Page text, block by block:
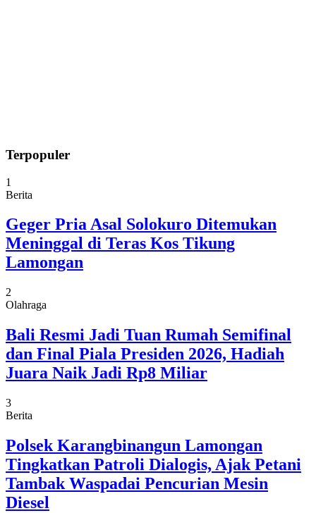
Terpopuler
1
Berita
Geger Pria Asal Solokuro Ditemukan
Meninggal di Teras Kos Tikung
Lamongan
2
Olahraga
Bali Resmi Jadi Tuan Rumah Semifinal
dan Final Piala Presiden 2026, Hadiah
Juara Naik Jadi Rp8 Miliar
3
Berita
Polsek Karangbinangun Lamongan
Tingkatkan Patroli Dialogis, Ajak Petani
Tambak Waspadai Pencurian Mesin
Diesel